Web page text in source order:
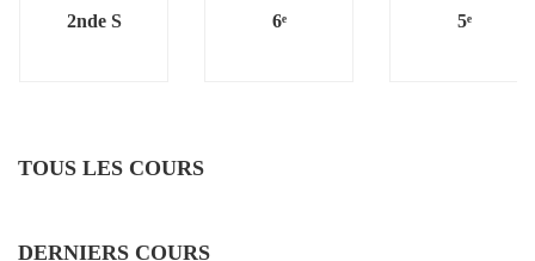
2nde S 6ᵉ 5ᵉ
TOUS LES COURS
DERNIERS COURS